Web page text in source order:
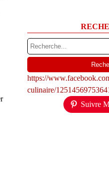
https://
culinaire/
Suivre